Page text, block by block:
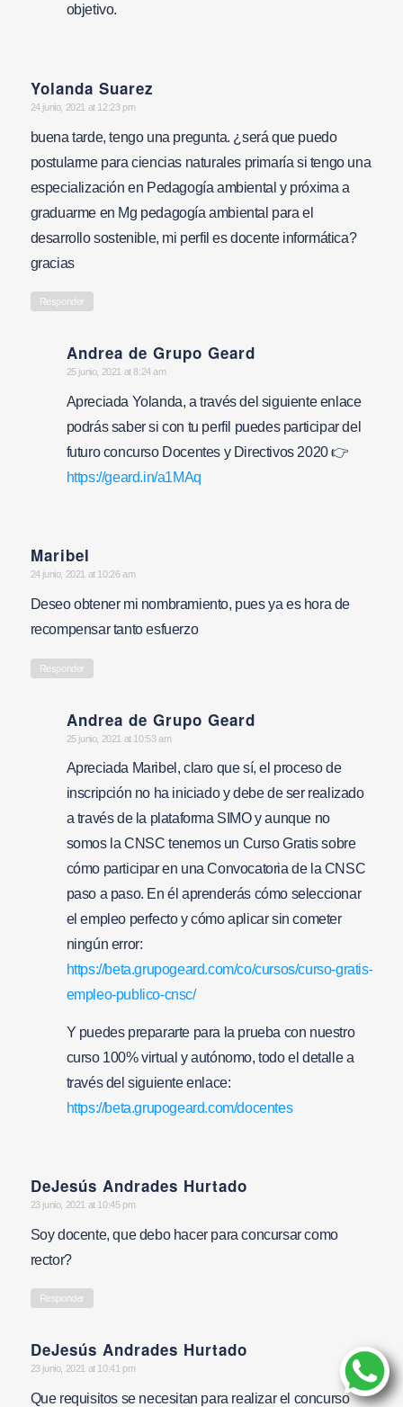
objetivo.
Yolanda Suarez
says:
24 junio, 2021 at 12:23 pm
buena tarde, tengo una pregunta. ¿será que puedo
postularme para ciencias naturales primaría si tengo una
especialización en Pedagogía ambiental y próxima a
graduarme en Mg pedagogía ambiental para el
desarrollo sostenible, mi perfil es docente informática?
gracias
Responder
Andrea de Grupo Geard
says:
25 junio, 2021 at 8:24 am
Apreciada Yolanda, a través del siguiente enlace
podrás saber si con tu perfil puedes participar del
futuro concurso Docentes y Directivos 2020 👉
https://geard.in/a1MAq
Maribel
says:
24 junio, 2021 at 10:26 am
Deseo obtener mi nombramiento, pues ya es hora de
recompensar tanto esfuerzo
Responder
Andrea de Grupo Geard
says:
25 junio, 2021 at 10:53 am
Apreciada Maribel, claro que sí, el proceso de
inscripción no ha iniciado y debe de ser realizado
a través de la plataforma SIMO y aunque no
somos la CNSC tenemos un Curso Gratis sobre
cómo participar en una Convocatoria de la CNSC
paso a paso. En él aprenderás cómo seleccionar
el empleo perfecto y cómo aplicar sin cometer
ningún error:
https://beta.grupogeard.com/co/cursos/curso-gratis-
empleo-publico-cnsc/
Y puedes prepararte para la prueba con nuestro
curso 100% virtual y autónomo, todo el detalle a
través del siguiente enlace:
https://beta.grupogeard.com/docentes
DeJesús Andrades Hurtado
says:
23 junio, 2021 at 10:45 pm
Soy docente, que debo hacer para concursar como
rector?
Responder
DeJesús Andrades Hurtado
says:
23 junio, 2021 at 10:41 pm
Que requisitos se necesitan para realizar el concurso